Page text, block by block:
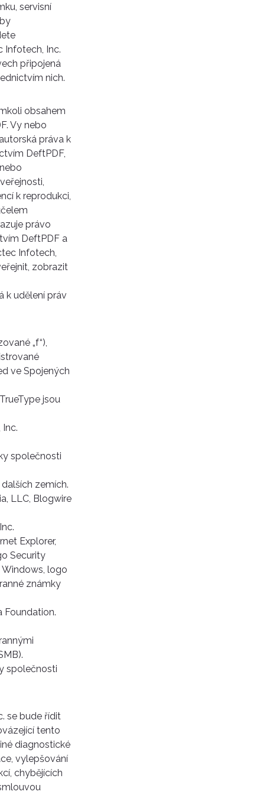
servisní
Infotech, Inc.
připojená
nich.
obsahem
Vy nebo
práva k
DeftPDF,
k reprodukci,
právo
DeftPDF a
Infotech,
zobrazit
k udělení práv
„f“),
ve Spojených
jsou
společnosti
zemích.
LLC, Blogwire
Explorer,
Security
Windows, logo
známky
Foundation.
společnosti
se bude řídit
tento
diagnostické
vylepšování
chybějících